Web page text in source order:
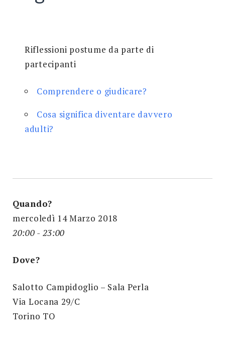
Riflessioni postume da parte di
partecipanti
Comprendere o giudicare?
Cosa significa diventare davvero
adulti?
Quando?
mercoledì 14 Marzo 2018
20:00 - 23:00
Dove?
Salotto Campidoglio – Sala Perla
Via Locana 29/C
Torino TO